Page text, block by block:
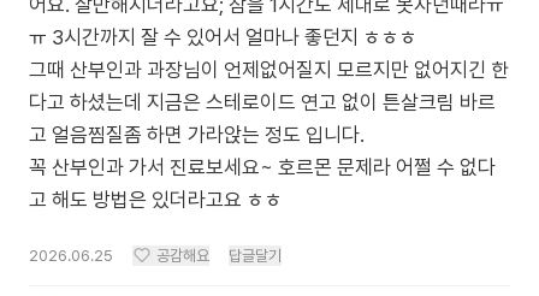
어요. 살만해지더라고요; 잠을 1시간도 제대로 못자던때라ㅠ
ㅠ 3시간까지 잘 수 있어서 얼마나 좋던지 ㅎㅎㅎ
그때 산부인과 과장님이 언제없어질지 모르지만 없어지긴 한
다고 하셨는데 지금은 스테로이드 연고 없이 튼살크림 바르
고 얼음찜질좀 하면 가라앉는 정도 입니다.
꼭 산부인과 가서 진료보세요~ 호르몬 문제라 어쩔 수 없다
고 해도 방법은 있더라고요 ㅎㅎ
2026.06.25 공감해요 답글달기